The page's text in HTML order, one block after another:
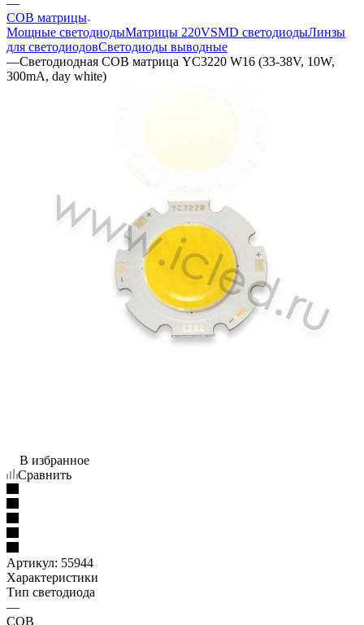
COB матрицы
Мощные светодиодыМатрицы 220VSMD светодиодыЛинзы
для светодиодовСветодиоды выводные
—Светодиодная COB матрица YC3220 W16 (33-38V, 10W,
300mA, day white)
В избранное
Сравнить
Артикул: 55944
Характеристики
Тип светодиода
—
COB